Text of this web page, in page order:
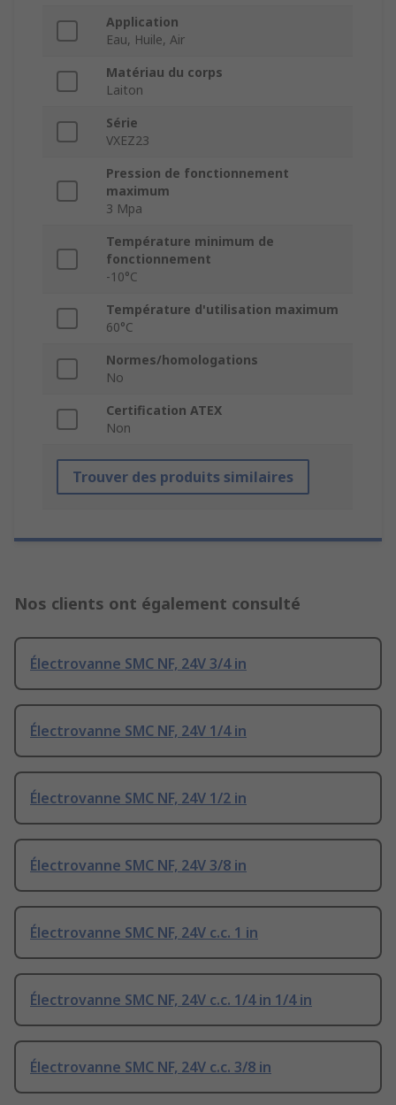
Application
Eau, Huile, Air
Matériau du corps
Laiton
Série
VXEZ23
Pression de fonctionnement
maximum
3 Mpa
Température minimum de
fonctionnement
-10°C
Température d'utilisation maximum
60°C
Normes/homologations
No
Certification ATEX
Non
Trouver des produits similaires
Nos clients ont également consulté
Électrovanne SMC NF, 24V 3/4 in
Électrovanne SMC NF, 24V 1/4 in
Électrovanne SMC NF, 24V 1/2 in
Électrovanne SMC NF, 24V 3/8 in
Électrovanne SMC NF, 24V c.c. 1 in
Électrovanne SMC NF, 24V c.c. 1/4 in 1/4 in
Électrovanne SMC NF, 24V c.c. 3/8 in